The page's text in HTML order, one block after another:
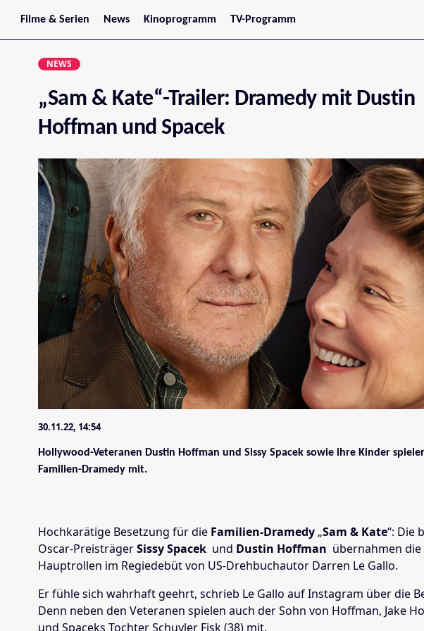
Filme & Serien
Trailer
Filmarchiv
News
Stars
Kinoprogramm
Jetzt im Kino
Oberösterreich
Steiermark
Burgenland
Kärnten
Tirol
Vorarlberg
TV-Programm
NEWS
„Sam & Kate“-Trailer: Dramedy mit Dustin
Hoffman und Spacek
30.11.22, 14:54
Hollywood-Veteranen Dustin Hoffman und Sissy Spacek sowie ihre Kinder
Familien-Dramedy mit.
Hochkarätige Besetzung für die Familien-Dramedy „Sam & Kate“: Die
Oscar-PreisträgerSissy Spacek und Dustin Hoffman übernahmen die
Hauptrollen im Regiedebüt von US-Drehbuchautor Darren Le Gallo.
Er fühle sich wahrhaft geehrt, schrieb Le Gallo auf Instagram über die
Denn neben den Veteranen spielen auch der Sohn von Hoffman, Jake
und Spaceks Tochter Schuyler Fisk (38) mit.